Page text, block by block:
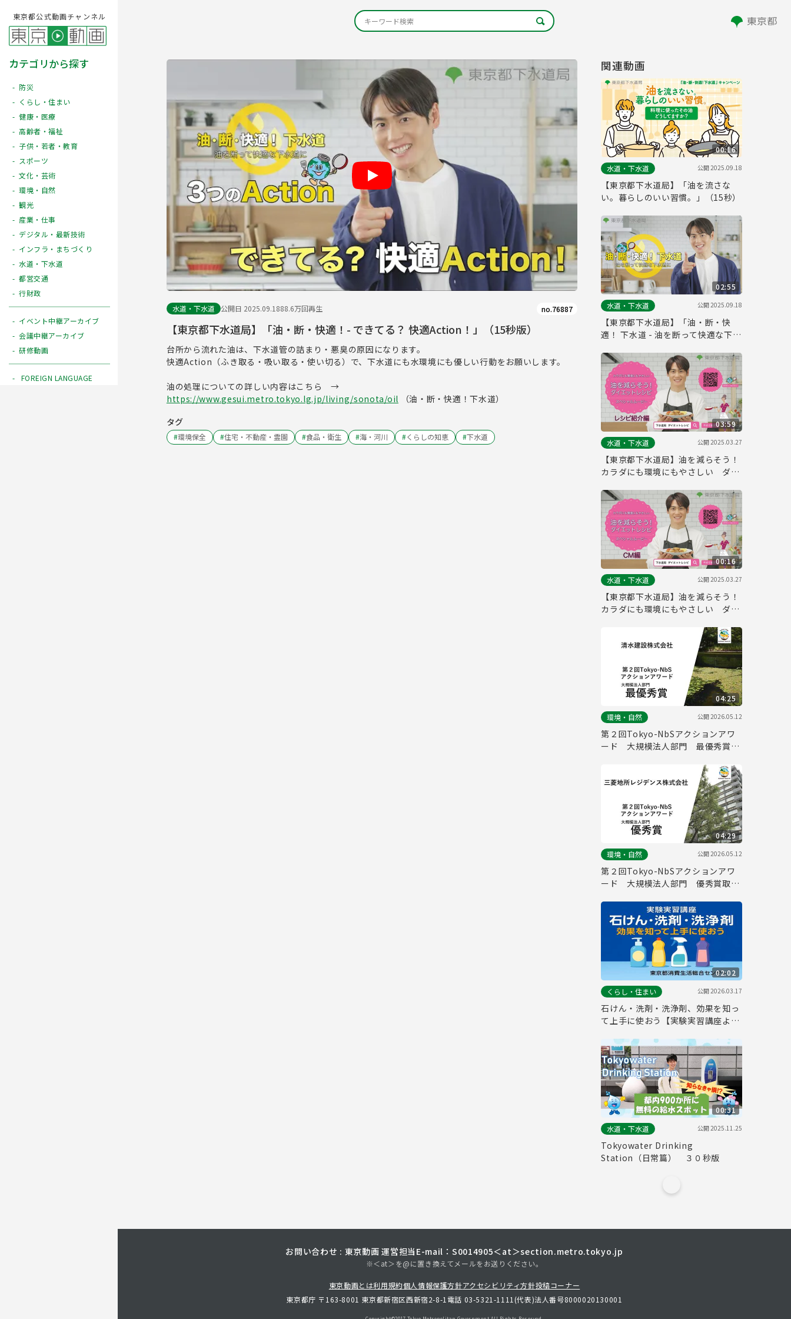
東京都公式動画チャンネル
カテゴリから探す
防災
くらし・住まい
健康・医療
高齢者・福祉
子供・若者・教育
スポーツ
文化・芸術
環境・自然
観光
産業・仕事
デジタル・最新技術
インフラ・まちづくり
水道・下水道
都営交通
行財政
イベント中継アーカイブ
会議中継アーカイブ
研修動画
FOREIGN LANGUAGE
水道・下水道 公開日 2025.09.1888.6万回再生 no.76887
【東京都下水道局】「油・断・快適！- できてる？ 快適Action！」（15秒版）
台所から流れた油は、下水道管の詰まり・悪臭の原因になります。
快適Action（ふき取る・吸い取る・使い切る）で、下水道にも水環境にも優しい行動をお願いします。
油の処理についての詳しい内容はこちら →
https://www.gesui.metro.tokyo.lg.jp/living/sonota/oil （油・断・快適！下水道）
タグ
#環境保全 #住宅・不動産・霊園 #食品・衛生 #海・河川 #くらしの知恵 #下水道
関連動画
00:16
水道・下水道
公開2025.09.18
【東京都下水道局】「油を流さな
い。暮らしのいい習慣。」（15秒）
02:55
水道・下水道
公開2025.09.18
【東京都下水道局】「油・断・快
適！ 下水道 - 油を断って快適な下水
03:59
水道・下水道
公開2025.03.27
【東京都下水道局】油を減らそう！
カラダにも環境にもやさしい ダイ
00:16
水道・下水道
公開2025.03.27
【東京都下水道局】油を減らそう！
カラダにも環境にもやさしい ダイ
04:25
環境・自然
公開2026.05.12
第２回Tokyo-NbSアクションアワ
ード 大規模法人部門 最優秀賞取
04:29
環境・自然
公開2026.05.12
第２回Tokyo-NbSアクションアワ
ード 大規模法人部門 優秀賞取組
02:02
くらし・住まい
公開2026.03.17
石けん・洗剤・洗浄剤、効果を知っ
て上手に使おう【実験実習講座よ
00:31
水道・下水道
公開2025.11.25
Tokyowater Drinking
Station（日常篇） ３０秒版
お問い合わせ : 東京動画 運営担当 E-mail：S0014905＜at＞section.metro.tokyo.jp
※＜at＞を@に置き換えてメールをお送りください。
東京動画とは利用規約個人情報保護方針アクセシビリティ方針投稿コーナー
東京都庁 〒163-8001 東京都新宿区西新宿2-8-1 電話 03-5321-1111(代表)法人番号8000020130001